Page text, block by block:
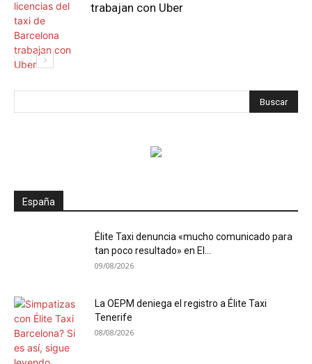
trabajan con Uber
España
Élite Taxi denuncia «mucho comunicado para
tan poco resultado» en El...
09/08/2026
La OEPM deniega el registro a Élite Taxi
Tenerife
08/08/2026